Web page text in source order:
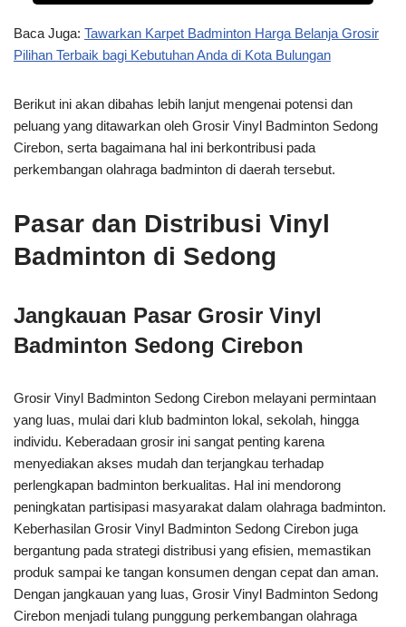
Baca Juga: Tawarkan Karpet Badminton Harga Belanja Grosir
Pilihan Terbaik bagi Kebutuhan Anda di Kota Bulungan
Berikut ini akan dibahas lebih lanjut mengenai potensi dan
peluang yang ditawarkan oleh Grosir Vinyl Badminton Sedong
Cirebon, serta bagaimana hal ini berkontribusi pada
perkembangan olahraga badminton di daerah tersebut.
Pasar dan Distribusi Vinyl
Badminton di Sedong
Jangkauan Pasar Grosir Vinyl
Badminton Sedong Cirebon
Grosir Vinyl Badminton Sedong Cirebon melayani permintaan
yang luas, mulai dari klub badminton lokal, sekolah, hingga
individu. Keberadaan grosir ini sangat penting karena
menyediakan akses mudah dan terjangkau terhadap
perlengkapan badminton berkualitas. Hal ini mendorong
peningkatan partisipasi masyarakat dalam olahraga badminton.
Keberhasilan Grosir Vinyl Badminton Sedong Cirebon juga
bergantung pada strategi distribusi yang efisien, memastikan
produk sampai ke tangan konsumen dengan cepat dan aman.
Dengan jangkauan yang luas, Grosir Vinyl Badminton Sedong
Cirebon menjadi tulang punggung perkembangan olahraga